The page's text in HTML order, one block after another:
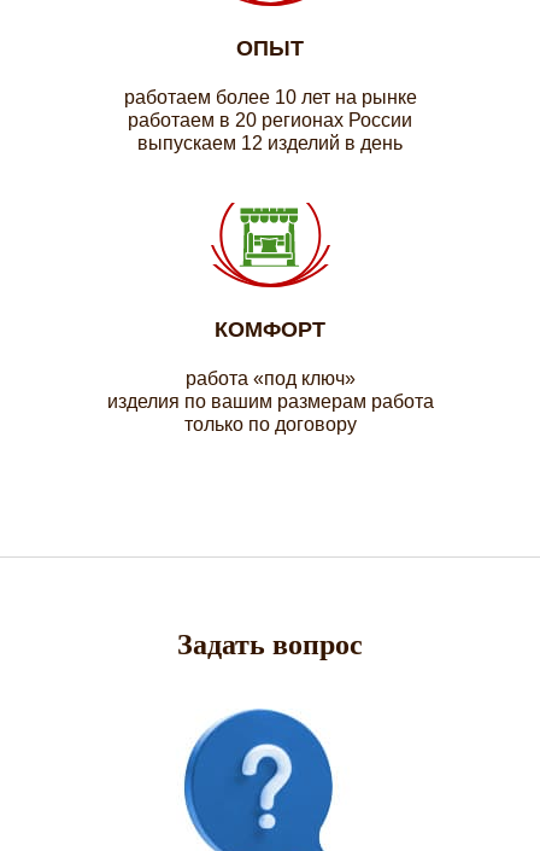
ОПЫТ
работаем более 10 лет на рынке
работаем в 20 регионах России
выпускаем 12 изделий в день
КОМФОРТ
работа «под ключ»
изделия по вашим размерам работа
только по договору
Задать вопрос